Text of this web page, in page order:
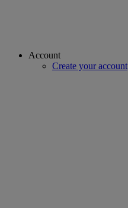
Account
Create your account